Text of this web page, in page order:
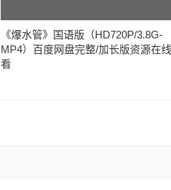
《爆水管》国语版（HD720P/3.8G-
MP4）百度网盘完整/加长版资源在
看